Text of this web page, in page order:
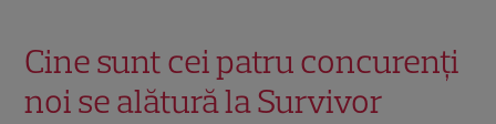
Cine sunt cei patru concurenți
noi se alătură la Survivor